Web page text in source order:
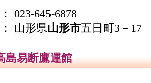
023-645-6878
山形県山形市五日町3－17
島易断鷹運館